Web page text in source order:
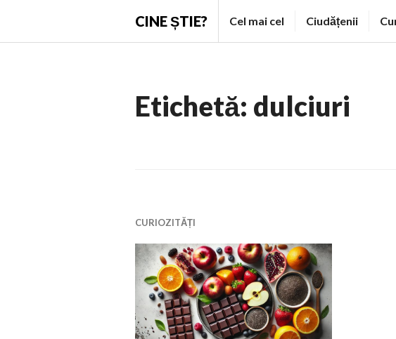
CINE ȘTIE? Cel mai cel Ciudățenii
Etichetă: dulciuri
CURIOZITĂȚI